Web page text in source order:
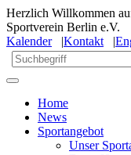
Herzlich Willkommen
Sportverein Berlin e.V.
Kalender|Kontakt |
Home
News
Sportangebot
Unser